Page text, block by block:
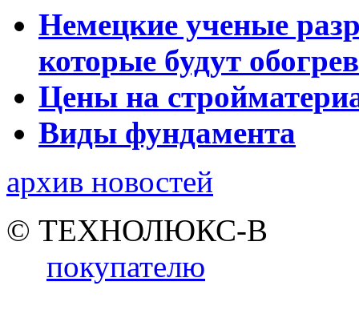
Немецкие ученые
которые будут
Цены на
Виды фундамента
архив новостей
© ТЕХНОЛЮКС-В
покупателю